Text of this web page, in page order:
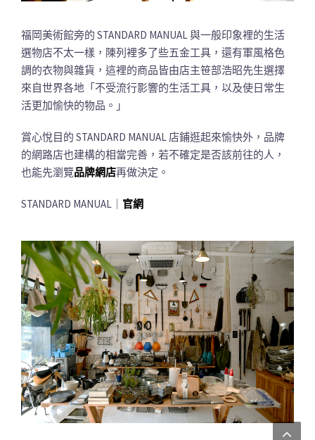
福岡美術館旁的 STANDARD MANUAL 與一般印象裡的生活
選物店不太一樣，陳列裡多了些五金工具，還有軍風格色
調的衣物與雜貨，這裡的商品皆由店主笹部浩昭先生選擇
來自世界各地「不受流行影響的生活工具，以及使日常生
活更加愉快的物品。」
賞心悅目的 STANDARD MANUAL 店鋪逛起來愉快外，品牌
的網路店也建構的相當完善，若不確定是否該前往的人，
也能先瀏覽品牌網店再做決定。
STANDARD MANUAL｜ 官網